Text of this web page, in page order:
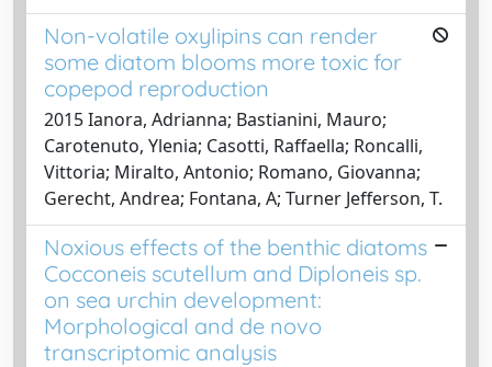
Non-volatile oxylipins can render
some diatom blooms more toxic for
copepod reproduction
2015 Ianora, Adrianna; Bastianini, Mauro;
Carotenuto, Ylenia; Casotti, Raffaella; Roncalli,
Vittoria; Miralto, Antonio; Romano, Giovanna;
Gerecht, Andrea; Fontana, A; Turner Jefferson, T.
Noxious effects of the benthic diatoms
Cocconeis scutellum and Diploneis sp.
on sea urchin development:
Morphological and de novo
transcriptomic analysis